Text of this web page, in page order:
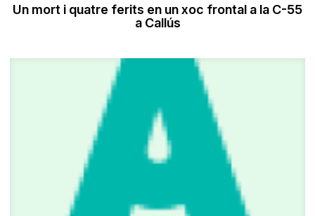
Un mort i quatre ferits en un xoc frontal a la C-55
a Callús